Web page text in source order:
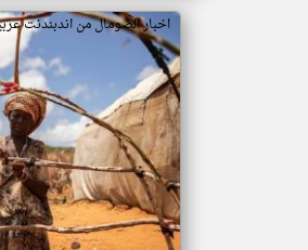
اخبار الصومال من اندبندنت